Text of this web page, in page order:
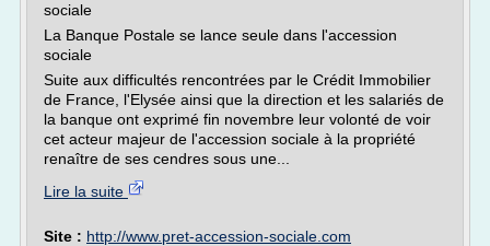
sociale
La Banque Postale se lance seule dans l'accession
sociale
Suite aux difficultés rencontrées par le Crédit Immobilier
de France, l'Elysée ainsi que la direction et les salariés de
la banque ont exprimé fin novembre leur volonté de voir
cet acteur majeur de l'accession sociale à la propriété
renaître de ses cendres sous une...
Lire la suite
Site : http://www.pret-accession-sociale.com